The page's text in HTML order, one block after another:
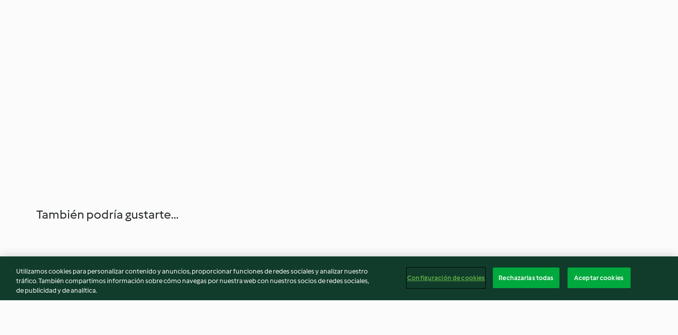
También podría gustarte...
Utilizamos cookies para personalizar contenido y anuncios, proporcionar funciones de redes sociales y analizar nuestro
tráfico. También compartimos información sobre cómo navegas por nuestra web con nuestros socios de redes sociales,
de publicidad y de analítica.
Configuración de cookies Rechazarlas todas Aceptar cookies